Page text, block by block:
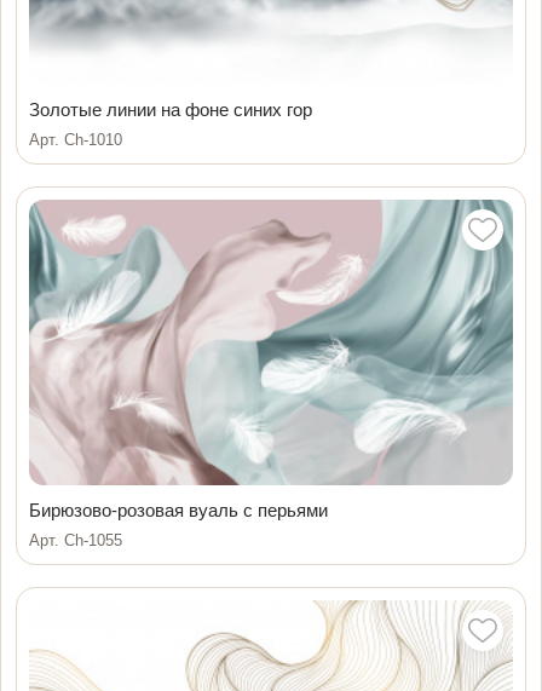
Золотые линии на фоне синих гор
Арт. Ch-1010
Бирюзово-розовая вуаль с перьями
Арт. Ch-1055